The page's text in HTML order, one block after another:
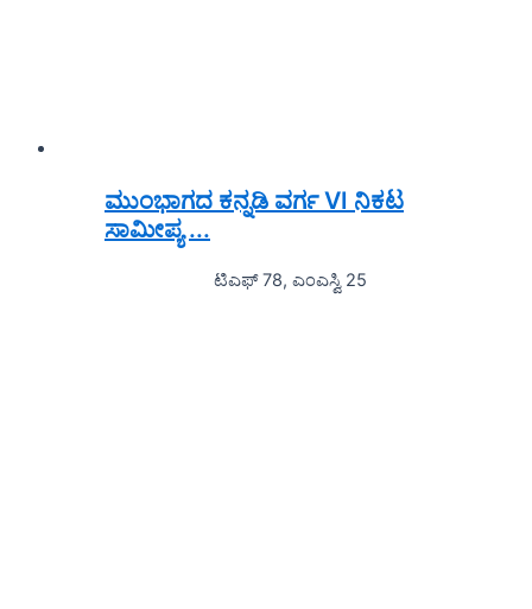
ಮುಂಭಾಗದ ಕನ್ನಡಿ ವರ್ಗ VI ನಿಕಟ
ಸಾಮೀಪ್ಯ ...
ಟಿಎಫ್ 78, ಎಂಎಸ್ವಿ 25